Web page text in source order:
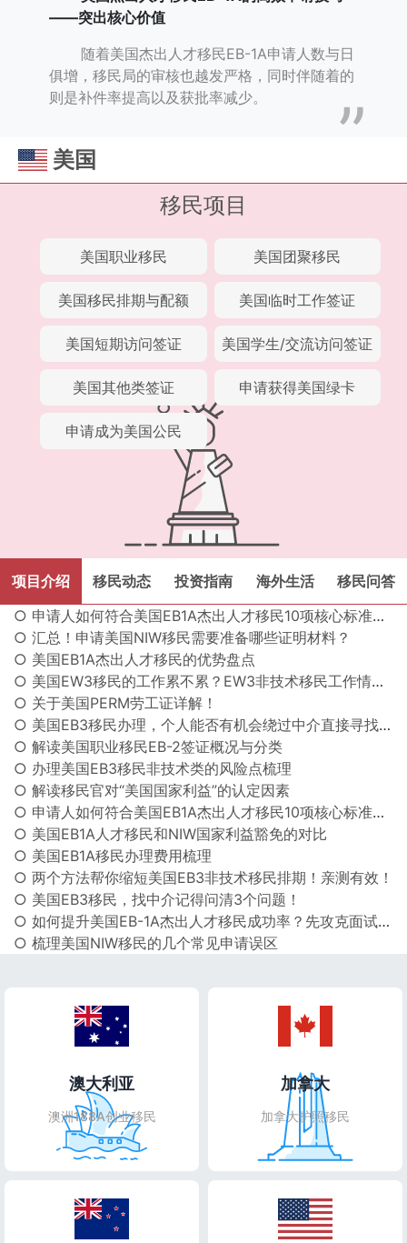
——突出核心价值
随着美国杰出人才移民EB-1A申请人数与日
俱增，移民局的审核也越发严格，同时伴随着的
则是补件率提高以及获批率减少。
美国
移民项目
美国职业移民 美国团聚移民
美国移民排期与配额 美国临时工作签证
美国短期访问签证 美国学生/交流访问签证
美国其他类签证 申请获得美国绿卡
申请成为美国公民
项目介绍 移民动态 投资指南 海外生活
移民问答
○ 申请人如何符合美国EB1A杰出人才移民10项核心标准（上）？
○ 汇总！申请美国NIW移民需要准备哪些证明材料？
○ 美国EB1A杰出人才移民的优势盘点
○ 美国EW3移民的工作累不累？EW3非技术移民工作情况介绍
○ 关于美国PERM劳工证详解！
○ 美国EB3移民办理，个人能否有机会绕过中介直接寻找雇主？
○ 解读美国职业移民EB-2签证概况与分类
○ 办理美国EB3移民非技术类的风险点梳理
○ 解读移民官对“美国国家利益”的认定因素
○ 申请人如何符合美国EB1A杰出人才移民10项核心标准（下）？
○ 美国EB1A人才移民和NIW国家利益豁免的对比
○ 美国EB1A移民办理费用梳理
○ 两个方法帮你缩短美国EB3非技术移民排期！亲测有效！
○ 美国EB3移民，找中介记得问清3个问题！
○ 如何提升美国EB-1A杰出人才移民成功率？先攻克面试关！
○ 梳理美国NIW移民的几个常见申请误区
澳大利亚
澳洲188A创业移民
加拿大
加拿大护照移民